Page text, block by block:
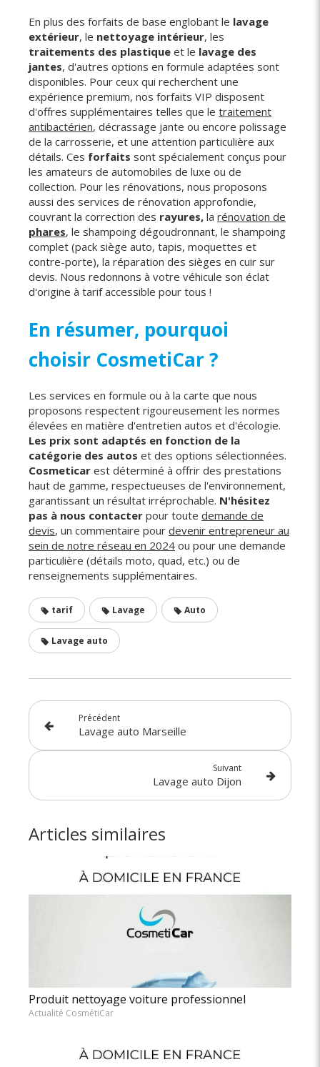
En plus des forfaits de base englobant le lavage
extérieur, le nettoyage intérieur, les
traitements des plastique et le lavage des
jantes, d'autres options en formule adaptées sont
disponibles. Pour ceux qui recherchent une
expérience premium, nos forfaits VIP disposent
d'offres supplémentaires telles que le traitement
antibactérien, décrassage jante ou encore polissage
de la carrosserie, et une attention particulière aux
détails. Ces forfaits sont spécialement conçus pour
les amateurs de automobiles de luxe ou de
collection. Pour les rénovations, nous proposons
aussi des services de rénovation approfondie,
couvrant la correction des rayures, la rénovation de
phares, le shampoing dégoudronnant, le shampoing
complet (pack siège auto, tapis, moquettes et
contre-porte), la réparation des sièges en cuir sur
devis. Nous redonnons à votre véhicule son éclat
d'origine à tarif accessible pour tous !
En résumer, pourquoi
choisir CosmetiCar ?
Les services en formule ou à la carte que nous
proposons respectent rigoureusement les normes
élevées en matière d'entretien autos et d'écologie.
Les prix sont adaptés en fonction de la
catégorie des autos et des options sélectionnées.
Cosmeticar est déterminé à offrir des prestations
haut de gamme, respectueuses de l'environnement,
garantissant un résultat irréprochable. N'hésitez
pas à nous contacter pour toute demande de
devis, un commentaire pour devenir entrepreneur au
sein de notre réseau en 2024 ou pour une demande
particulière (détails moto, quad, etc.) ou de
renseignements supplémentaires.
tarif Lavage Auto
Lavage auto
Précédent
Lavage auto Marseille
Suivant
Lavage auto Dijon
Articles similaires
Produit nettoyage voiture professionnel
Actualité CosmétiCar